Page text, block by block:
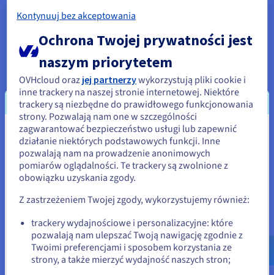
Uproszczone zarządzanie
BMR upraszcza procesy odzyskiwania dzięki
automatyzacji. Administratorzy mogą planować kopie
zapasowe, zarządzać nośnikami i centralnie
monitorować zadania przywracania. Zaawansowane
narzędzia automatycznie wykrywają zmiany
zmniejsza interwencję manualną.
Wydaje się, że znajdujesz się w
Stany Zjednoczone
Jeśli chcesz złożyć zamówienie w Stany Zjednoczone, wyszukaj
Go to Stany Zjednoczone website
us.ovhcloud.com/
Angielski USD - $
lub
Kontynuuj bez akceptowania
Ochrona Twojej prywatności jest
naszym priorytetem
OVHcloud oraz jej partnerzywykorzystują pliki cookie i
inne trackery na naszej stronie internetowej. Niektóre
trackery są niezbędne do prawidłowego funkcjonowania
strony. Pozwalają nam one w szczególności
zagwarantować bezpieczeństwo usługi lub zapewnić
działanie niektórych podstawowych funkcji. Inne
pozwalają nam na prowadzenie anonimowych
pomiarów oglądalności. Te trackery są zwolnione z
obowiązku uzyskania zgody.
Z zastrzeżeniem Twojej zgody, wykorzystujemy również:
trackery wydajnościowe i personalizacyjne: które
pozwalają nam ulepszać Twoją nawigację zgodnie z
Twoimi preferencjami i sposobem korzystania ze
strony, a także mierzyć wydajność naszych stron;